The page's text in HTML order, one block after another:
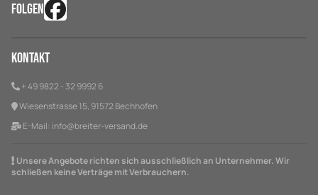
FOLGEN
Kontakt
+ 49 9822 - 32 9992 6
Wiesenstrasse 15, 91572 Bechhofen
E-Mail: info@breiter-versand.de
Unsere Angebote richten sich ausschließlich an Unternehmer. Wir
schließen keine Verträge mit Verbrauchern.